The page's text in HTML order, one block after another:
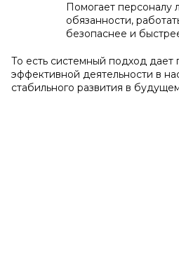
Помогает персоналу
обязанности,
безопаснее и
То есть системный подход дает
эффективной деятельности в
стабильного развития в